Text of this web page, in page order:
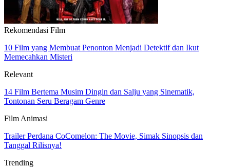
Rekomendasi Film
10 Film yang Membuat Penonton Menjadi Detektif dan Ikut
Memecahkan Misteri
Relevant
14 Film Bertema Musim Dingin dan Salju yang Sinematik,
Tontonan Seru Beragam Genre
Film Animasi
Trailer Perdana CoComelon: The Movie, Simak Sinopsis dan
Tanggal Rilisnya!
Trending